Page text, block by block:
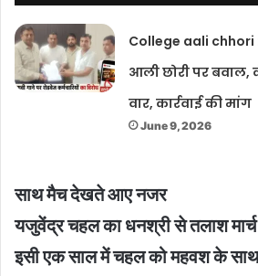
College aali chhori
आली छोरी पर बवाल,
वार, कार्रवाई की मांग
June 9, 2026
साथ मैच देखते आए नजर
यजुवेंद्र चहल का धनश्री से तलाश
इसी एक साल में चहल को महवश के